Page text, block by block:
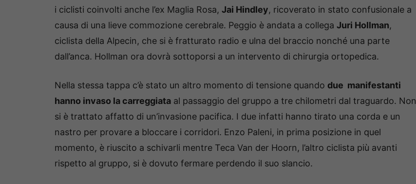
i ciclisti coinvolti anche l’ex Maglia Rosa, Jai Hindley, ricoverato in stato confusionale a
causa di una lieve commozione cerebrale. Peggio è andata a collega Juri Hollman,
ciclista della Alpecin, che si è fratturato radio e ulna del braccio nonché una parte
dall’anca. Hollman ora dovrà sottoporsi a un intervento di chirurgia ortopedica.
Nella stessa tappa c’è stato un altro momento di tensione quando due manifestanti
hanno invaso la carreggiata al passaggio del gruppo a tre chilometri dal traguardo. Non
si è trattato affatto di un’invasione pacifica. I due infatti hanno tirato una corda e un
nastro per provare a bloccare i corridori. Enzo Paleni, in prima posizione in quel
momento, è riuscito a schivarli mentre Teca Van der Hoorn, l’altro ciclista più avanti
rispetto al gruppo, si è dovuto fermare perdendo il suo slancio.